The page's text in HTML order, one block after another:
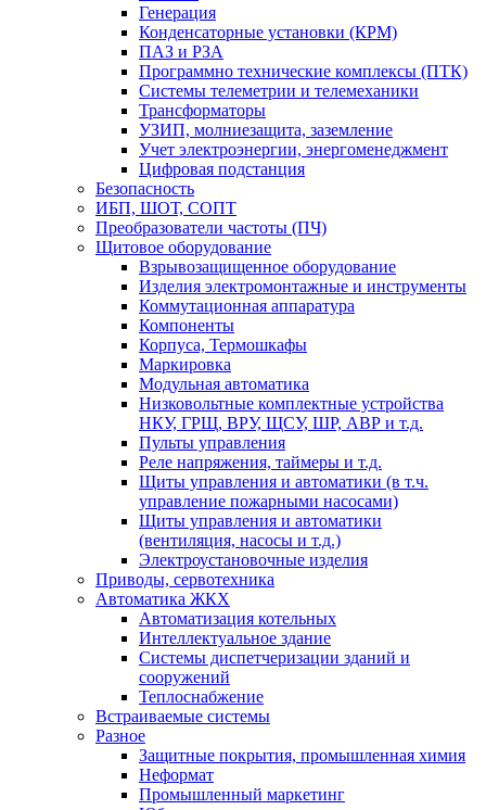
Генерация
Конденсаторные установки (КРМ)
ПАЗ и РЗА
Программно технические комплексы (ПТК)
Системы телеметрии и телемеханики
Трансформаторы
УЗИП, молниезащита, заземление
Учет электроэнергии, энергоменеджмент
Цифровая подстанция
Безопасность
ИБП, ШОТ, СОПТ
Преобразователи частоты (ПЧ)
Щитовое оборудование
Взрывозащищенное оборудование
Изделия электромонтажные и инструменты
Коммутационная аппаратура
Компоненты
Корпуса, Термошкафы
Маркировка
Модульная автоматика
Низковольтные комплектные устройства
НКУ, ГРЩ, ВРУ, ЩСУ, ШР, АВР и т.д.
Пульты управления
Реле напряжения, таймеры и т.д.
Щиты управления и автоматики (в т.ч.
управление пожарными насосами)
Щиты управления и автоматики
(вентиляция, насосы и т.д.)
Электроустановочные изделия
Приводы, сервотехника
Автоматика ЖКХ
Автоматизация котельных
Интеллектуальное здание
Системы диспетчеризации зданий и
сооружений
Теплоснабжение
Встраиваемые системы
Разное
Защитные покрытия, промышленная химия
Неформат
Промышленный маркетинг